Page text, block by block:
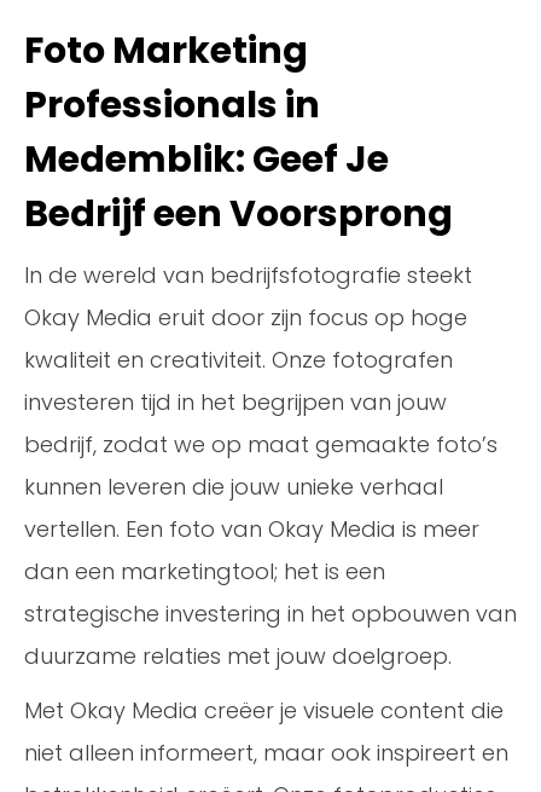
Foto Marketing
Professionals in
Medemblik: Geef Je
Bedrijf een Voorsprong
In de wereld van bedrijfsfotografie steekt
Okay Media eruit door zijn focus op hoge
kwaliteit en creativiteit. Onze fotografen
investeren tijd in het begrijpen van jouw
bedrijf, zodat we op maat gemaakte foto’s
kunnen leveren die jouw unieke verhaal
vertellen. Een foto van Okay Media is meer
dan een marketingtool; het is een
strategische investering in het opbouwen van
duurzame relaties met jouw doelgroep.
Met Okay Media creëer je visuele content die
niet alleen informeert, maar ook inspireert en